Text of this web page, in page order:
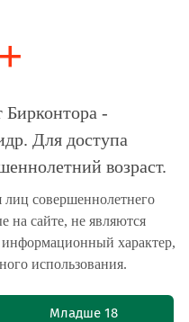
пива, крафта и
Экстра Стаут /
Stout 0.33л -
Бирконтора -
Для доступа
возраст.
совершеннолетнего
на сайте, не являются
характер,
использования.
Младше 18